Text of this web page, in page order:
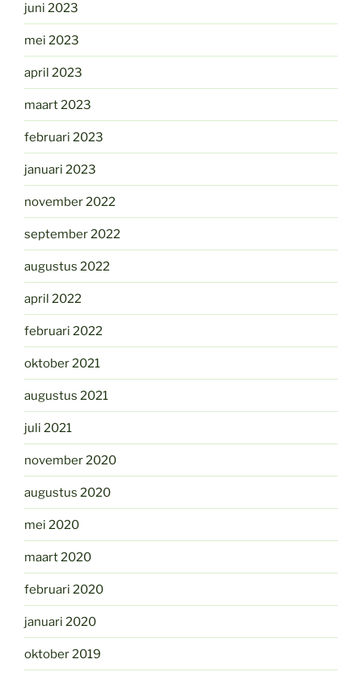
juni 2023
mei 2023
april 2023
maart 2023
februari 2023
januari 2023
november 2022
september 2022
augustus 2022
april 2022
februari 2022
oktober 2021
augustus 2021
juli 2021
november 2020
augustus 2020
mei 2020
maart 2020
februari 2020
januari 2020
oktober 2019